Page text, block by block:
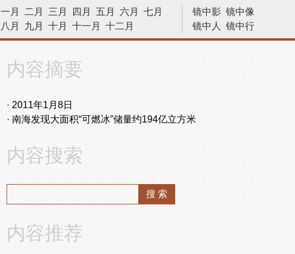
镜中影 镜中像
镜中人
镜中行
历史今天
一月 二月 三月 四月 五月 六月
七月
八月
九月 十月 十一月 十二月
内容摘要
2011年1月8日
南海发现大面积“可燃冰”储量约194亿立方米
内容搜索
内容推荐